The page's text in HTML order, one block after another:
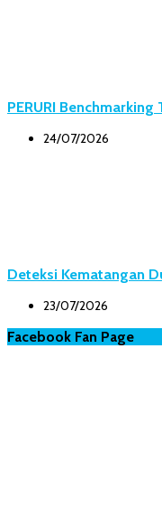
PERURI
24/07/2026
Deteksi Kematangan
23/07/2026
Facebook Fan Page